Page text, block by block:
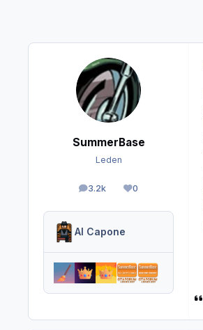
SummerBase
Leden
3.2k
berichten0
Reputation
Al Capone